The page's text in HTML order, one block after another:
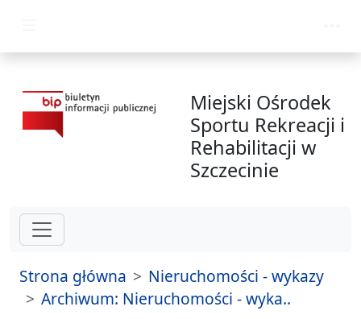
Miejski Ośrodek
Sportu Rekreacji i
Rehabilitacji w
Szczecinie
Strona główna
Nieruchomości - wykazy
Archiwum: Nieruchomości - wyka..